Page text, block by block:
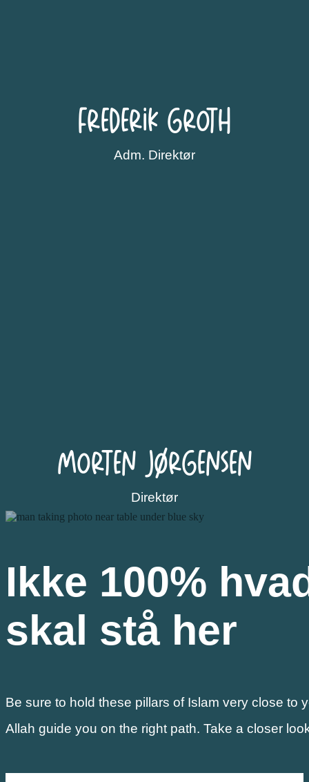
Frederik Groth
Adm. Direktør
Morten Jørgensen
Direktør
Ikke 100%
skal stå her
Be sure to hold these pillars of Islam very close to
Allah guide you on the right path. Take a closer